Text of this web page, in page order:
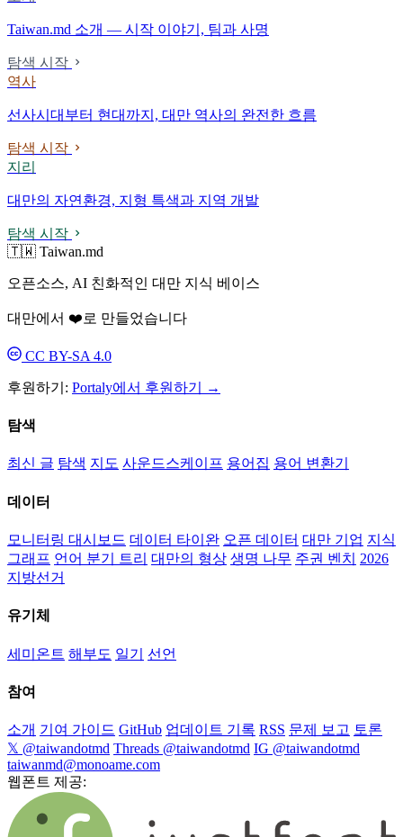
Taiwan.md 소개 — 시작 이야기, 팀과 사명
탐색 시작
역사
선사시대부터 현대까지, 대만 역사의 완전한 흐름
탐색 시작
지리
대만의 자연환경, 지형 특색과 지역 개발
탐색 시작
🇹🇼 Taiwan.md
오픈소스, AI 친화적인 대만 지식 베이스
대만에서 ❤️로 만들었습니다
CC BY-SA 4.0
후원하기: Portaly에서 후원하기 →
탐색
최신 글 탐색 지도 사운드스케이프 용어집 용어 변환기
데이터
모니터링 대시보드 데이터 타이완 오픈 데이터 대만 기업 지식
그래프 언어 분기 트리 대만의 형상 생명 나무 주권 벤치
2026
지방선거
유기체
세미온트 해부도 일기 선언
참여
소개 기여 가이드 GitHub 업데이트 기록 RSS 문제 보고 토론
𝕏 @taiwandotmd Threads @taiwandotmd IG @taiwandotmd
taiwanmd@monoame.com
웹폰트 제공: